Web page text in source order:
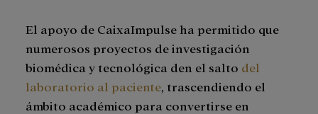
El apoyo de CaixaImpulse ha permitido que
numerosos proyectos de investigación
biomédica y tecnológica den el salto del
laboratorio al paciente, trascendiendo el
ámbito académico para convertirse en